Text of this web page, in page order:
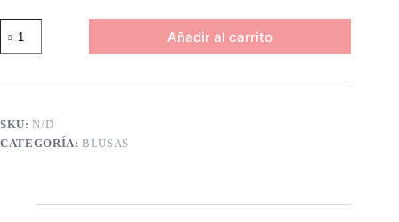
Cálida
cantidad
Añadir al carrito
SKU:N/D
CATEGORÍA:BLUSAS